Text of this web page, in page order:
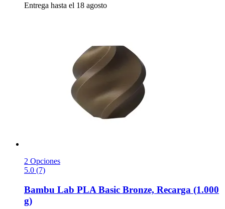
Entrega hasta el 18 agosto
2 Opciones
5.0 (7)
Bambu Lab PLA Basic Bronze, Recarga (1.000
g)